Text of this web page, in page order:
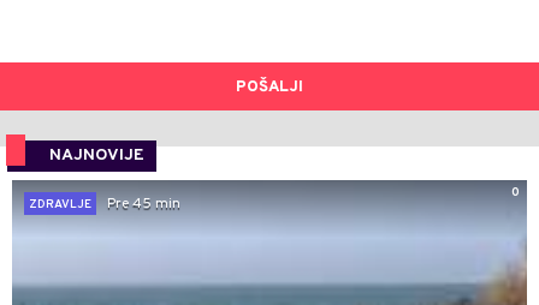
POŠALJI
NAJNOVIJE
0
ZDRAVLJE
Pre 45 min